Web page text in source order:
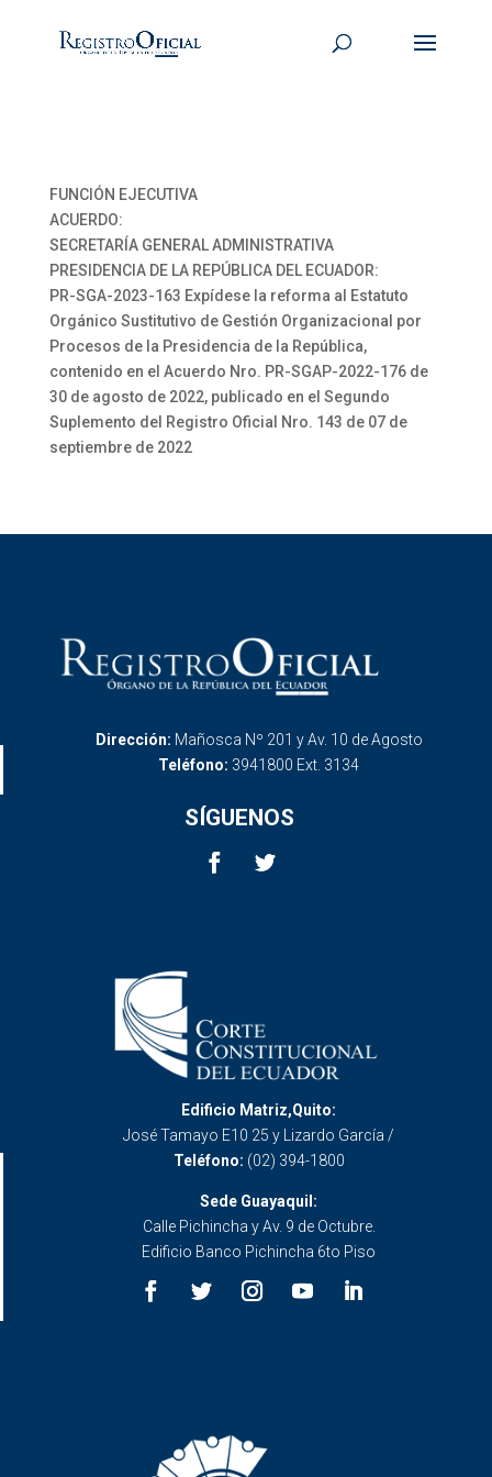
FUNCIÓN EJECUTIVA
ACUERDO:
SECRETARÍA GENERAL ADMINISTRATIVA
PRESIDENCIA DE LA REPÚBLICA DEL ECUADOR:
PR-SGA-2023-163 Expídese la reforma al Estatuto
Orgánico Sustitutivo de Gestión Organizacional por
Procesos de la Presidencia de la República,
contenido en el Acuerdo Nro. PR-SGAP-2022-176 de
30 de agosto de 2022, publicado en el Segundo
Suplemento del Registro Oficial Nro. 143 de 07 de
septiembre de 2022
Dirección: Mañosca Nº 201 y Av. 10 de Agosto
Teléfono: 3941800 Ext. 3134
SÍGUENOS
Edificio Matriz,Quito:
José Tamayo E10 25 y Lizardo García /
Teléfono: (02) 394-1800
Sede Guayaquil:
Calle Pichincha y Av. 9 de Octubre.
Edificio Banco Pichincha 6to Piso